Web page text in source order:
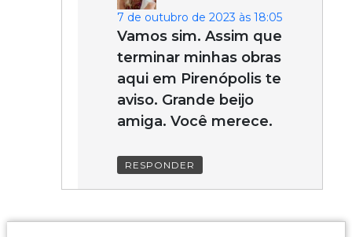
7 de outubro de 2023 às 18:05
Vamos sim. Assim que
terminar minhas obras
aqui em Pirenópolis te
aviso. Grande beijo
amiga. Você merece.
RESPONDER